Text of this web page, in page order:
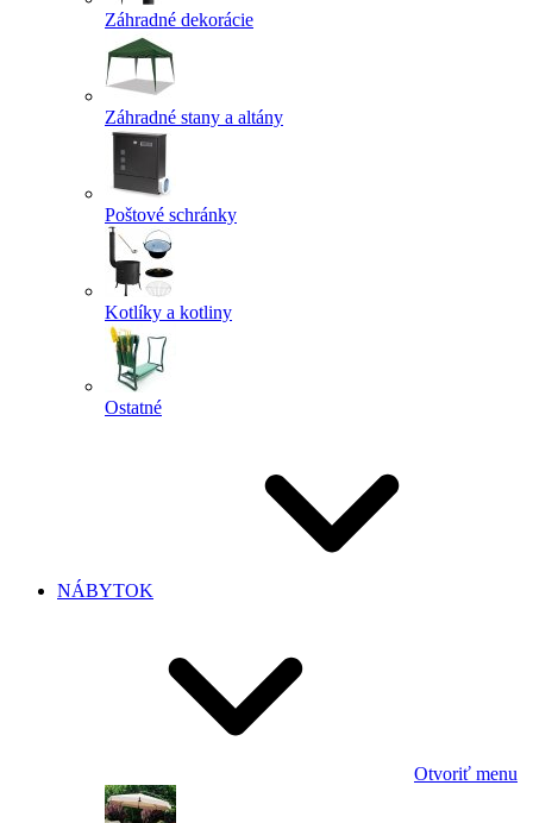
Záhradné dekorácie
Záhradné stany a altány
Poštové schránky
Kotlíky a kotliny
Ostatné
NÁBYTOK
Otvoriť menu